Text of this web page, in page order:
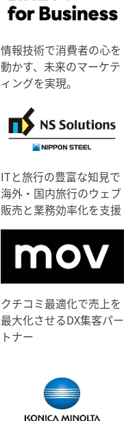
情報技術で消費者の心を
動かす、未来のマーケテ
ィングを実現。
ITと旅行の豊富な知見で
海外・国内旅行のウェブ
販売と業務効率化を支援
クチコミ最適化で売上を
最大化させるDX集客パー
トナー